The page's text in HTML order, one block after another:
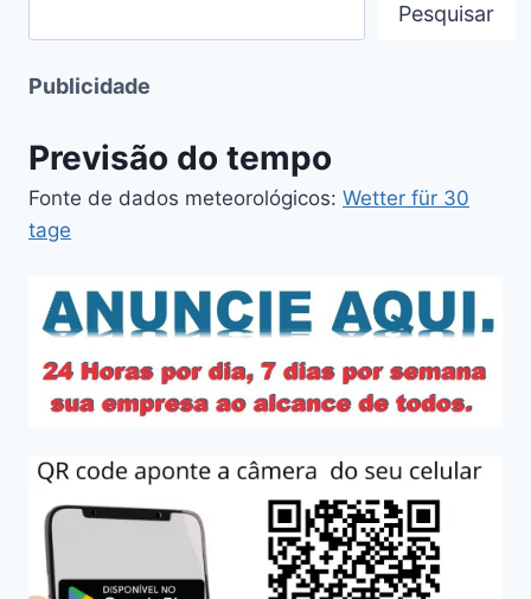
Pesquisar
Publicidade
Previsão do tempo
Fonte de dados meteorológicos: Wetter für 30
tage